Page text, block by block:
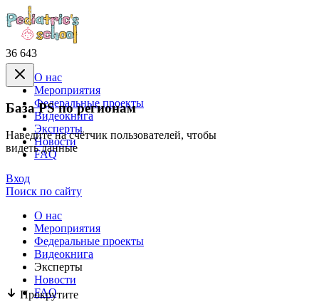
36 643
База PS по регионам
Наведите на счётчик пользователей, чтобы
видеть данные
Прокрутите
О нас
Mероприятия
Федеральные проекты
Видеокнига
Эксперты
Новости
FAQ
Вход
Поиск по сайту
О нас
Mероприятия
Федеральные проекты
Видеокнига
Эксперты
Новости
FAQ